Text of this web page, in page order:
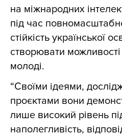
на міжнародних
під час
стійкість української
створювати
молоді.
“Своїми ідеями,
проєктами вони
лише високий рівень
наполегливість,